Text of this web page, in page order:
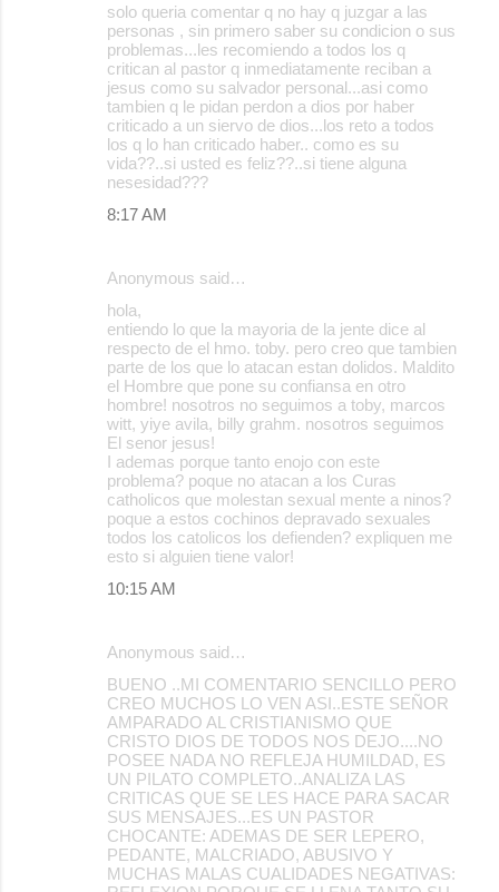
solo queria comentar q no hay q juzgar a las
personas , sin primero saber su condicion o sus
problemas...les recomiendo a todos los q
critican al pastor q inmediatamente reciban a
jesus como su salvador personal...asi como
tambien q le pidan perdon a dios por haber
criticado a un siervo de dios...los reto a todos
los q lo han criticado haber.. como es su
vida??..si usted es feliz??..si tiene alguna
nesesidad???
8:17 AM
Anonymous said…
hola,
entiendo lo que la mayoria de la jente dice al
respecto de el hmo. toby. pero creo que tambien
parte de los que lo atacan estan dolidos. Maldito
el Hombre que pone su confiansa en otro
hombre! nosotros no seguimos a toby, marcos
witt, yiye avila, billy grahm. nosotros seguimos
El senor jesus!
I ademas porque tanto enojo con este
problema? poque no atacan a los Curas
catholicos que molestan sexual mente a ninos?
poque a estos cochinos depravado sexuales
todos los catolicos los defienden? expliquen me
esto si alguien tiene valor!
10:15 AM
Anonymous said…
BUENO ..MI COMENTARIO SENCILLO PERO
CREO MUCHOS LO VEN ASI..ESTE SEÑOR
AMPARADO AL CRISTIANISMO QUE
CRISTO DIOS DE TODOS NOS DEJO....NO
POSEE NADA NO REFLEJA HUMILDAD, ES
UN PILATO COMPLETO..ANALIZA LAS
CRITICAS QUE SE LES HACE PARA SACAR
SUS MENSAJES...ES UN PASTOR
CHOCANTE: ADEMAS DE SER LEPERO,
PEDANTE, MALCRIADO, ABUSIVO Y
MUCHAS MALAS CUALIDADES NEGATIVAS: